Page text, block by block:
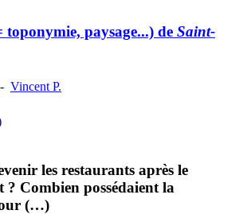
toponymie, paysage...) de Saint-
- Vincent P.
les restaurants après le
? Combien possédaient la
(…)